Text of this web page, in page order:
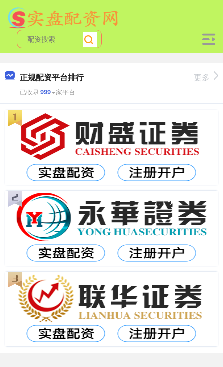
正规配资平台排行
已收录999+家平台
更多